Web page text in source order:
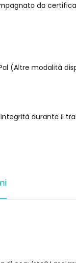
da
(Altre modalità
durante il